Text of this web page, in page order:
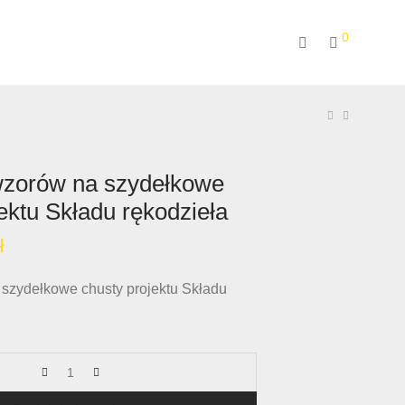
0
na szydełkowe
Składu rękodzieła
chusty projektu Składu